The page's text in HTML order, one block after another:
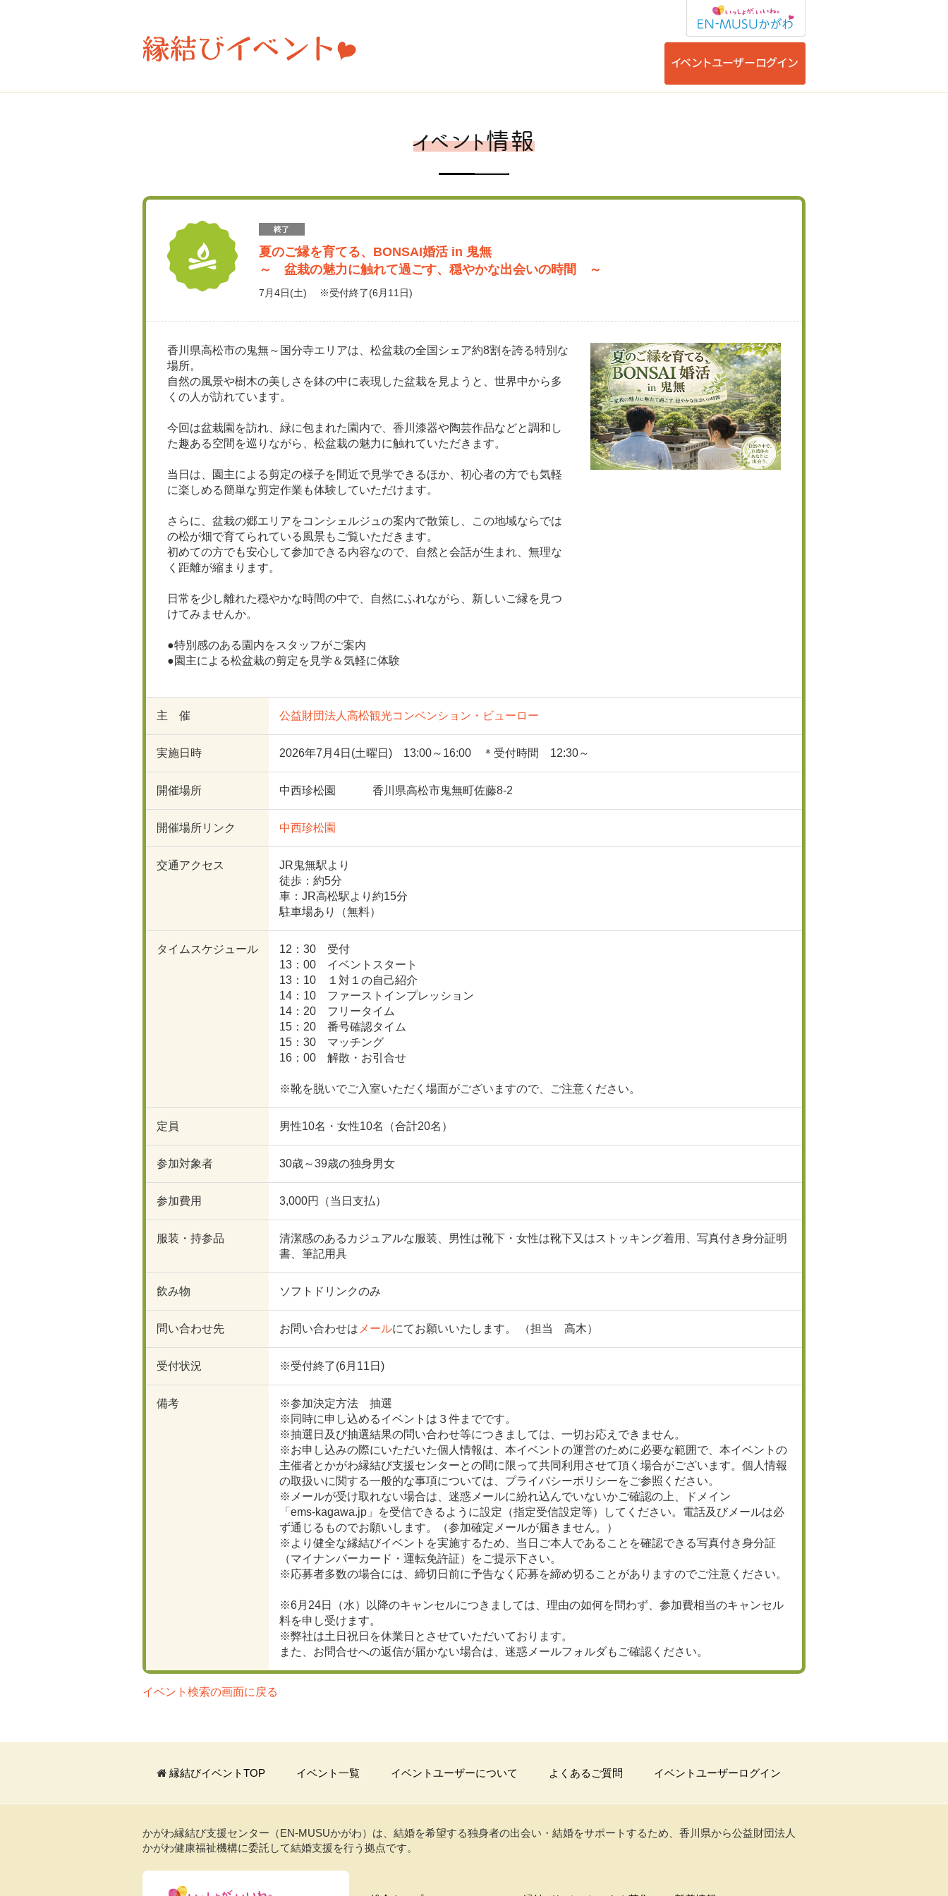
夏のご縁を育てる、BONSAI婚活 in 鬼無
～ 盆栽の魅力に触れて過ごす、穏やかな出会いの時間 ～
7月4日(土) ※受付終了(6月11日)
香川県高松市の鬼無～国分寺エリアは、松盆栽の全国シェア約8割を誇る特別な
場所。
自然の風景や樹木の美しさを鉢の中に表現した盆栽を見ようと、世界中から多
くの人が訪れています。
今回は盆栽園を訪れ、緑に包まれた園内で、香川漆器や陶芸作品などと調和し
た趣ある空間を巡りながら、松盆栽の魅力に触れていただきます。
当日は、園主による剪定の様子を間近で見学できるほか、初心者の方でも気軽
に楽しめる簡単な剪定作業も体験していただけます。
さらに、盆栽の郷エリアをコンシェルジュの案内で散策し、この地域ならでは
の松が畑で育てられている風景もご覧いただきます。
初めての方でも安心して参加できる内容なので、自然と会話が生まれ、無理な
く距離が縮まります。
日常を少し離れた穏やかな時間の中で、自然にふれながら、新しいご縁を見つ
けてみませんか。
●特別感のある園内をスタッフがご案内
●園主による松盆栽の剪定を見学＆気軽に体験
主 催 公益財団法人高松観光コンベンション・ビューロー
実施日時 2026年7月4日(土曜日) 13:00～16:00 ＊受付時間 12:30～
開催場所 中西珍松園 香川県高松市鬼無町佐藤8-2
開催場所リンク 中西珍松園
交通アクセス
JR鬼無駅より
徒歩：約5分
車：JR高松駅より約15分
駐車場あり（無料）
タイムスケジュール
12：30 受付
13：00 イベントスタート
13：10 １対１の自己紹介
14：10 ファーストインプレッション
14：20 フリータイム
15：20 番号確認タイム
15：30 マッチング
16：00 解散・お引合せ
※靴を脱いでご入室いただく場面がございますので、ご注意ください。
定員 男性10名・女性10名（合計20名）
参加対象者 30歳～39歳の独身男女
参加費用 3,000円（当日支払）
服装・持参品
清潔感のあるカジュアルな服装、男性は靴下・女性は靴下又はストッキング着用、写真付き身分証明
書、筆記用具
飲み物 ソフトドリンクのみ
問い合わせ先 お問い合わせは メールにてお願いいたします。 （担当 高木）
受付状況 ※受付終了(6月11日)
備考
※参加決定方法 抽選
※同時に申し込めるイベントは３件までです。
※抽選日及び抽選結果の問い合わせ等につきましては、一切お応えできません。
※お申し込みの際にいただいた個人情報は、本イベントの運営のために必要な範囲で、本イベントの
主催者とかがわ縁結び支援センターとの間に限って共同利用させて頂く場合がございます。個人情報
の取扱いに関する一般的な事項については、プライバシーポリシーをご参照ください。
※メールが受け取れない場合は、迷惑メールに紛れ込んでいないかご確認の上、ドメイン
「ems-kagawa.jp」を受信できるように設定（指定受信設定等）してください。電話及びメールは必
ず通じるものでお願いします。（参加確定メールが届きません。）
※より健全な縁結びイベントを実施するため、当日ご本人であることを確認できる写真付き身分証
（マイナンバーカード・運転免許証）をご提示下さい。
※応募者多数の場合には、締切日前に予告なく応募を締め切ることがありますのでご注意ください。
※6月24日（水）以降のキャンセルにつきましては、理由の如何を問わず、参加費相当のキャンセル
料を申し受けます。
※弊社は土日祝日を休業日とさせていただいております。
また、お問合せへの返信が届かない場合は、迷惑メールフォルダもご確認ください。
イベント検索の画面に戻る
縁結びイベントTOP イベント一覧 イベントユーザーについて よくあるご質問 イベントユーザーログイン
かがわ縁結び支援センター（EN-MUSUかがわ）は、結婚を希望する独身者の出会い・結婚をサポートするため、香川県から公益財団法人
かがわ健康福祉機構に委託して結婚支援を行う拠点です。